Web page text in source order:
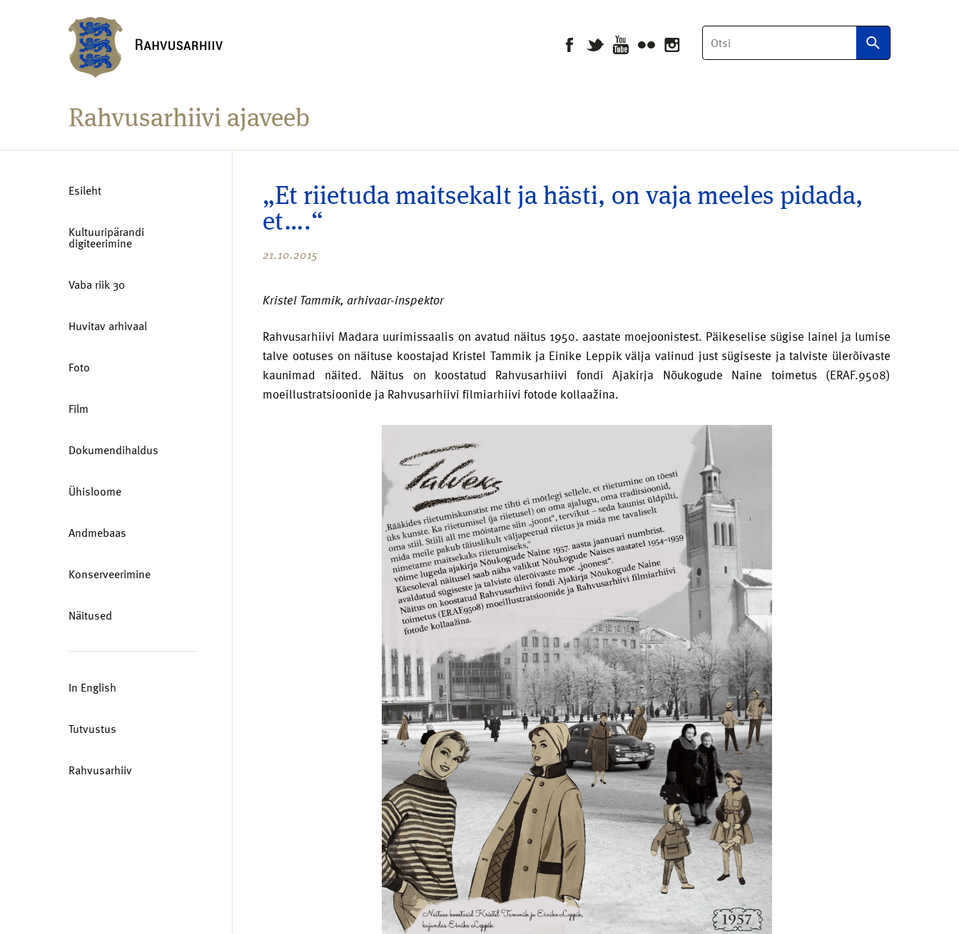
Otsi
Rahvusarhiivi ajaveeb
Esileht
Kultuuripärandi
digiteerimine
Vaba riik 30
Huvitav arhivaal
Foto
Film
Dokumendihaldus
Ühisloome
Andmebaas
Konserveerimine
Näitused
In English
Tutvustus
Rahvusarhiiv
„Et riietuda maitsekalt ja hästi, on vaja meeles pidada,
et….“
21.10.2015
Kristel Tammik, arhivaar-inspektor
Rahvusarhiivi Madara uurimissaalis on avatud näitus 1950. aastate moejoonistest. Päikeselise sügise lainel ja lumise
talve ootuses on näituse koostajad Kristel Tammik ja Einike Leppik välja valinud just sügiseste ja talviste ülerõivaste
kaunimad näited. Näitus on koostatud Rahvusarhiivi fondi Ajakirja Nõukogude Naine toimetus (ERAF.9508)
moeillustratsioonide ja Rahvusarhiivi filmiarhiivi fotode kollaažina.